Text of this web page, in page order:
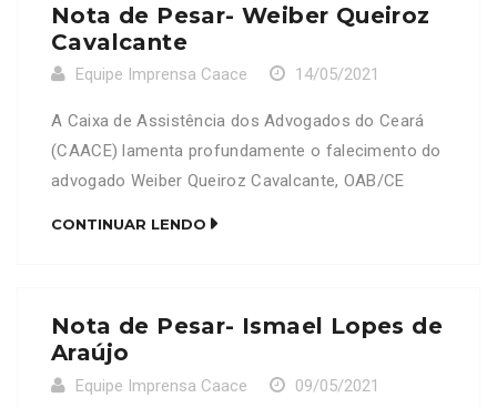
Nota de Pesar- Weiber Queiroz
Cavalcante
Equipe Imprensa Caace 14/05/2021
A Caixa de Assistência dos Advogados do Ceará
(CAACE) lamenta profundamente o falecimento do
advogado Weiber Queiroz Cavalcante, OAB/CE
CONTINUAR LENDO
Nota de Pesar- Ismael Lopes de
Araújo
Equipe Imprensa Caace 09/05/2021